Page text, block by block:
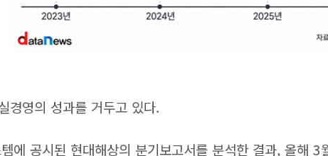
경영의 성과를 거두고 있다.
에 공시된 현대해상의 분기보고서를 분석한 결과, 올해